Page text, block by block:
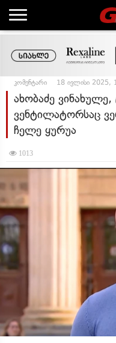
კომენტარი 18 ივლისი 2025,
ახობაძე
ვენტილატორსაც
ჩელე ყურუა
1013